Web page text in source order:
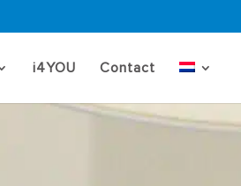
i4YOU Contact